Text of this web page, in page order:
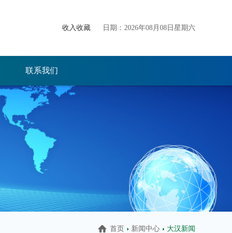
收入收藏 日期：2026年08月08日星期六
联系我们
首页 新闻中心 大汉新闻